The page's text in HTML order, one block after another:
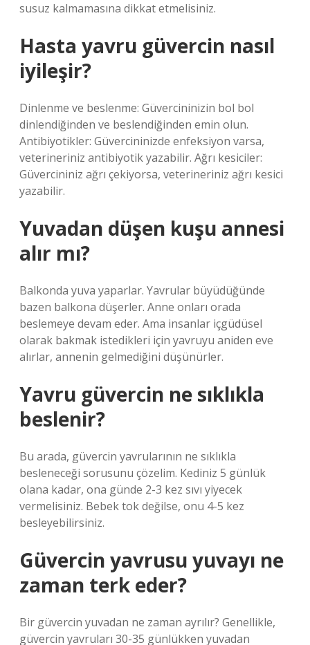
susuz kalmamasına dikkat etmelisiniz.
Hasta yavru güvercin nasıl
iyileşir?
Dinlenme ve beslenme: Güvercininizin bol bol
dinlendiğinden ve beslendiğinden emin olun.
Antibiyotikler: Güvercininizde enfeksiyon varsa,
veterineriniz antibiyotik yazabilir. Ağrı kesiciler:
Güvercininiz ağrı çekiyorsa, veterineriniz ağrı kesici
yazabilir.
Yuvadan düşen kuşu annesi
alır mı?
Balkonda yuva yaparlar. Yavrular büyüdüğünde
bazen balkona düşerler. Anne onları orada
beslemeye devam eder. Ama insanlar içgüdüsel
olarak bakmak istedikleri için yavruyu aniden eve
alırlar, annenin gelmediğini düşünürler.
Yavru güvercin ne sıklıkla
beslenir?
Bu arada, güvercin yavrularının ne sıklıkla
besleneceği sorusunu çözelim. Kediniz 5 günlük
olana kadar, ona günde 2-3 kez sıvı yiyecek
vermelisiniz. Bebek tok değilse, onu 4-5 kez
besleyebilirsiniz.
Güvercin yavrusu yuvayı ne
zaman terk eder?
Bir güvercin yuvadan ne zaman ayrılır? Genellikle,
güvercin yavruları 30-35 günlükken yuvadan